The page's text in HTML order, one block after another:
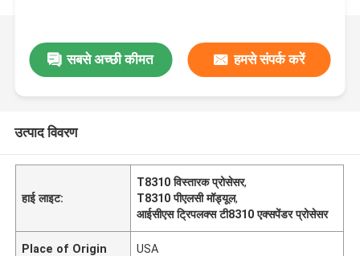
सबसे अच्छी कीमत हमसे संपर्क करें
उत्पाद विवरण
हाई लाइट:
T8310 विस्तारक प्रोसेसर,
T8310 पीएलसी मॉड्यूल,
आईसीएस ट्रिपलक्स टी8310 एक्सपेंडर प्रोसेसर
Place of Origin USA